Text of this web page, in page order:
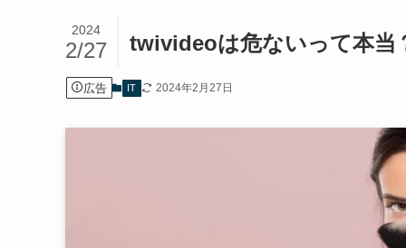
twivideoは危ないって本当
2024
2/27
広告 IT 2024年2月27日